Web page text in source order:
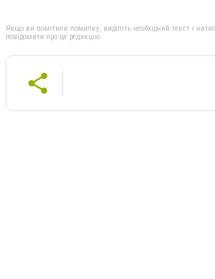
Якщо ви помітили помилку, виділіть необхідний текст і
повідомити про це редакцію